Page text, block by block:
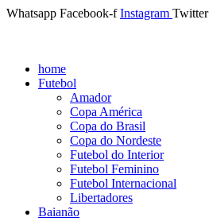
Whatsapp Facebook-f Instagram Twitter
home
Futebol
Amador
Copa América
Copa do Brasil
Copa do Nordeste
Futebol do Interior
Futebol Feminino
Futebol Internacional
Libertadores
Baianão